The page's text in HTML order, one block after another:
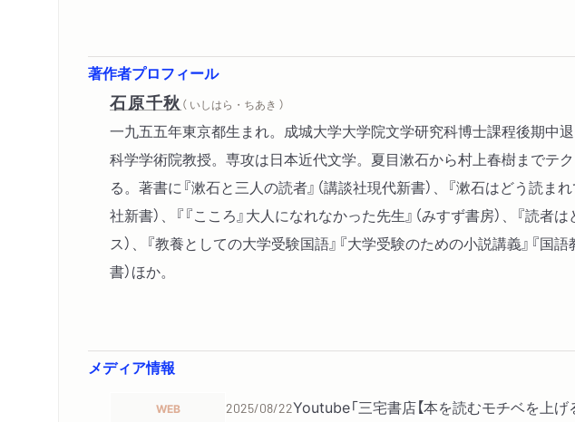
著作者プロフィール
石原千秋 （ いしはら・ちあき ）
一九五五年東京都生まれ。成城大学大学院文学研究科博士課程後期中
科学学術院教授。専攻は日本近代文学。夏目漱石から村上春樹までテ
る。著書に『漱石と三人の読者』（講談社現代新書）、『漱石はどう読ま
社新書）、『『こころ』大人になれなかった先生』（みすず書房）、『読
ス）、『教養としての大学受験国語』『大学受験のための小説講義』『国
書）ほか。
メディア情報
WEB 2025/08/22Youtube「三宅書店【本を読むモチベを上げ